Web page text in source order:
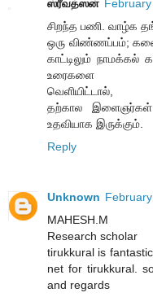
ஸ்ரீவத்ஸன்
சிறந்த பணி. வாழ்க
ஒரு விண்ணப்பம்;
காட்டிலும் நாமக்கல்
உரைகளை
வெளியிட்டால்,
தற்கால
உதவியாக இருக்கும்.
Reply
Unknown
MAHESH.M
Research scholar
tirukkural is
net for tirukkural.
and regards